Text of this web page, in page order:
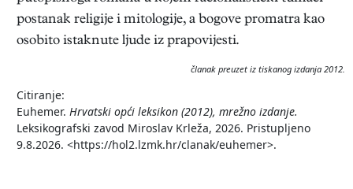
postanak religije i mitologije, a bogove promatra kao
osobito istaknute ljude iz prapovijesti.
članak preuzet iz tiskanog izdanja 2012.
Citiranje:
Euhemer. Hrvatski opći leksikon (2012), mrežno izdanje.
Leksikografski zavod Miroslav Krleža, 2026. Pristupljeno
9.8.2026. <https://hol2.lzmk.hr/clanak/euhemer>.